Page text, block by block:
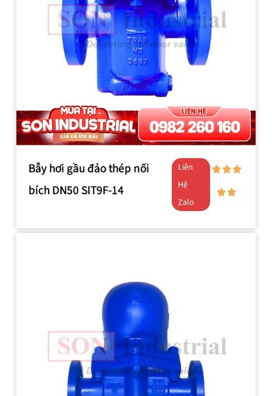
Bẫy hơi gầu đảo thép nối
bích DN50 SIT9F-14
Liên
Hệ
Zalo